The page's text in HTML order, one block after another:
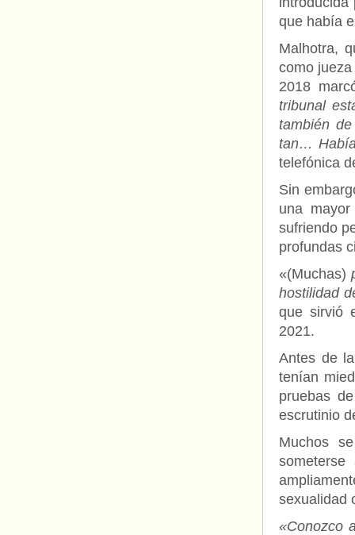
que había
Malhotra,
como
2018
tribunal
también
tan…
telefónica
Sin
una
sufriendo
profundas
«(Muchas)
hostilidad
que sirvió
2021.
Antes de
tenían
pruebas
escrutinio
Muchos
sexualidad
«Conozco